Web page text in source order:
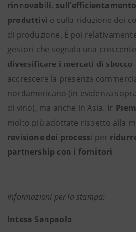
rinnovabili, sull’efficientamento
produttivi e sulla riduzione dei
di produzione. È poi
gestori che segnala una
diversificare i mercati di sbocco
accrescere la presenza
nordamericano (in evidenza
di vino), ma anche in Asia. In
molto più adottate rispetto alla
revisione dei processi per
partnership con i fornitori.
Informazioni per la stampa:
Intesa Sanpaolo